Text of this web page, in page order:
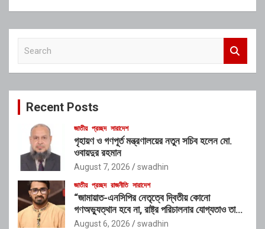
c
Recent Posts
জাতীয় প্রচ্ছদ সারাদেশ
গৃহায়ণ ও গণপূর্ত মন্ত্রণালয়ের নতুন সচিব হলেন মো.
ওবায়দুর রহমান
August 7, 2026 swadhin
জাতীয় প্রচ্ছদ রাজনীতি সারাদেশ
“জামায়াত-এনসিপির নেতৃত্বে দ্বিতীয় কোনো
গণঅভ্যুত্থান হবে না, রাষ্ট্র পরিচালনার যোগ্যতাও তাদের
নেই”: রাশেদ খাঁনের
August 6, 2026 swadhin